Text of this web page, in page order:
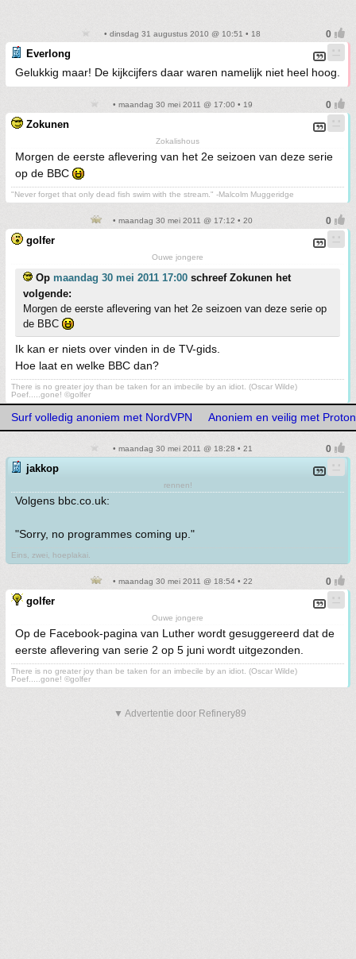
• dinsdag 31 augustus 2010 @ 10:51 • 18
Everlong
Gelukkig maar! De kijkcijfers daar waren namelijk niet heel hoog.
• maandag 30 mei 2011 @ 17:00 • 19
Zokunen
Zokalishous
Morgen de eerste aflevering van het 2e seizoen van deze serie
op de BBC
"Never forget that only dead fish swim with the stream." -Malcolm Muggeridge
• maandag 30 mei 2011 @ 17:12 • 20
golfer
Ouwe jongere
Op maandag 30 mei 2011 17:00 schreef Zokunen het
volgende:
Morgen de eerste aflevering van het 2e seizoen van deze serie op
de BBC
Ik kan er niets over vinden in de TV-gids.
Hoe laat en welke BBC dan?
There is no greater joy than be taken for an imbecile by an idiot. (Oscar Wilde)
Poef.....gone! ©golfer
Surf volledig anoniem met NordVPN Anoniem en veilig met
• maandag 30 mei 2011 @ 18:28 • 21
jakkop
rennen!
Volgens bbc.co.uk:
"Sorry, no programmes coming up."
Eins, zwei, hoeplakai.
• maandag 30 mei 2011 @ 18:54 • 22
golfer
Ouwe jongere
Op de Facebook-pagina van Luther wordt gesuggereerd dat de
eerste aflevering van serie 2 op 5 juni wordt uitgezonden.
There is no greater joy than be taken for an imbecile by an idiot. (Oscar Wilde)
Poef.....gone! ©golfer
▼ Advertentie door Refinery89